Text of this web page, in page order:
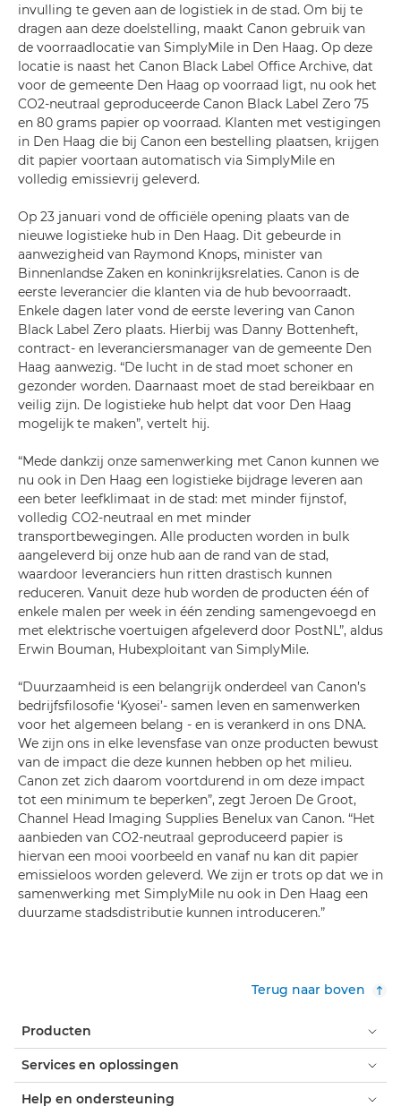
invulling te geven aan de logistiek in de stad. Om bij te
dragen aan deze doelstelling, maakt Canon gebruik van
de voorraadlocatie van SimplyMile in Den Haag. Op deze
locatie is naast het Canon Black Label Office Archive, dat
voor de gemeente Den Haag op voorraad ligt, nu ook het
CO2-neutraal geproduceerde Canon Black Label Zero 75
en 80 grams papier op voorraad. Klanten met vestigingen
in Den Haag die bij Canon een bestelling plaatsen, krijgen
dit papier voortaan automatisch via SimplyMile en
volledig emissievrij geleverd.
Op 23 januari vond de officiële opening plaats van de
nieuwe logistieke hub in Den Haag. Dit gebeurde in
aanwezigheid van Raymond Knops, minister van
Binnenlandse Zaken en koninkrijksrelaties. Canon is de
eerste leverancier die klanten via de hub bevoorraadt.
Enkele dagen later vond de eerste levering van Canon
Black Label Zero plaats. Hierbij was Danny Bottenheft,
contract- en leveranciersmanager van de gemeente Den
Haag aanwezig. “De lucht in de stad moet schoner en
gezonder worden. Daarnaast moet de stad bereikbaar en
veilig zijn. De logistieke hub helpt dat voor Den Haag
mogelijk te maken”, vertelt hij.
“Mede dankzij onze samenwerking met Canon kunnen we
nu ook in Den Haag een logistieke bijdrage leveren aan
een beter leefklimaat in de stad: met minder fijnstof,
volledig CO2-neutraal en met minder
transportbewegingen. Alle producten worden in bulk
aangeleverd bij onze hub aan de rand van de stad,
waardoor leveranciers hun ritten drastisch kunnen
reduceren. Vanuit deze hub worden de producten één of
enkele malen per week in één zending samengevoegd en
met elektrische voertuigen afgeleverd door PostNL”, aldus
Erwin Bouman, Hubexploitant van SimplyMile.
“Duurzaamheid is een belangrijk onderdeel van Canon’s
bedrijfsfilosofie ‘Kyosei’- samen leven en samenwerken
voor het algemeen belang - en is verankerd in ons DNA.
We zijn ons in elke levensfase van onze producten bewust
van de impact die deze kunnen hebben op het milieu.
Canon zet zich daarom voortdurend in om deze impact
tot een minimum te beperken”, zegt Jeroen De Groot,
Channel Head Imaging Supplies Benelux van Canon. “Het
aanbieden van CO2-neutraal geproduceerd papier is
hiervan een mooi voorbeeld en vanaf nu kan dit papier
emissieloos worden geleverd. We zijn er trots op dat we in
samenwerking met SimplyMile nu ook in Den Haag een
duurzame stadsdistributie kunnen introduceren.”
Terug naar boven
Producten
Services en oplossingen
Help en ondersteuning